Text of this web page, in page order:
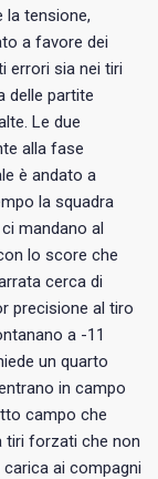
tensione,
a favore dei
errori sia nei tiri
delle partite
Le due
alla fase
è andato a
la squadra
mandano al
lo score che
cerca di
precisione al tiro
a -11
un quarto
in campo
campo che
tiri forzati che non
carica ai compagni